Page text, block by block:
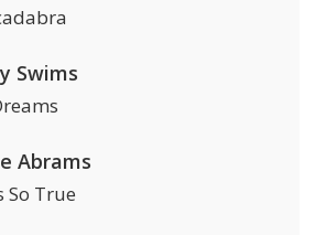
Swims
Abrams
So True